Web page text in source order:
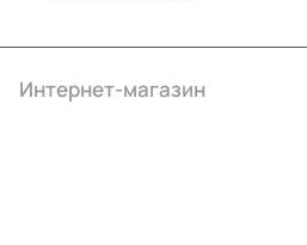
Интернет-магазин